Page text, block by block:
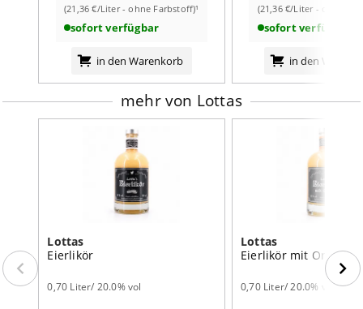
(21,36 €/Liter - ohne Farbstoff)¹
sofort verfügbar
in den Warenkorb
(21,36 €/Liter - ohne
sofort verfügbar
in den
mehr von Lottas
Lottas
Eierlikör
0,70 Liter/ 20.0% vol
Lottas
Eierlikör mit Orange
0,70 Liter/ 20.0% vol